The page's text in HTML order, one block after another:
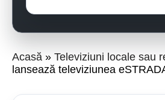
Acasă Televiziuni locale sau
lansează televiziunea